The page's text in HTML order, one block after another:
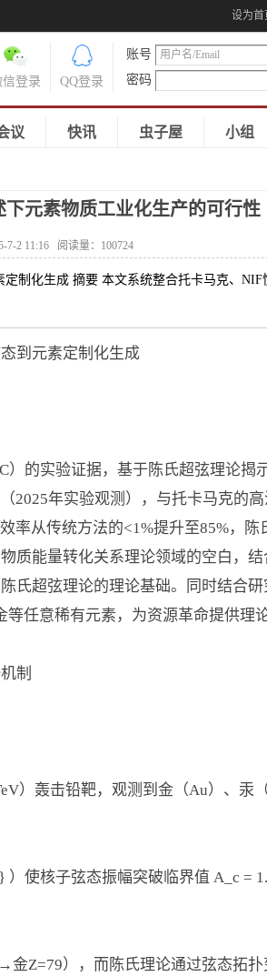
设为首
账号
密码
QQ登录
信登录
议 快讯 虫子屋 小组
元素物质工业化生产的可行性
7-2 11:16 阅读量： 100724
制化生成 摘要 本文系统整合托卡马克、NIF
到元素定制化生成
的实验证据，基于陈氏超弦理论揭
2025年实验观测），与托卡马克的
率从传统方法的<1%提升至85%，
质能量转化关系理论领域的空白，结
氏超弦理论的理论基础。同时结合研
任意稀有元素，为资源革命提供理
制
）轰击铅靶，观测到金（Au）、汞
使核子弦态振幅突破临界值 A_c =
Z=79），而陈氏理论通过弦态拓